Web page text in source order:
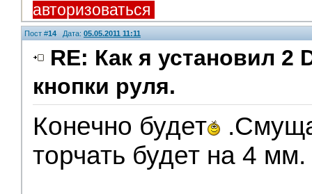
авторизоваться
Пост #14Дата: 05.05.2011 11:11
RE: Как я установил 2
кнопки руля.
Конечно будет
торчать будет на 4 мм.